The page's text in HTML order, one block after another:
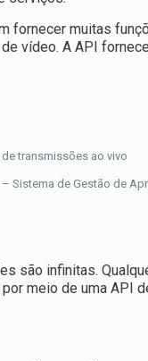
fornecer muitas
vídeo. A API
transmissões ao vivo
– Sistema de Gestão de
são infinitas.
meio de uma API